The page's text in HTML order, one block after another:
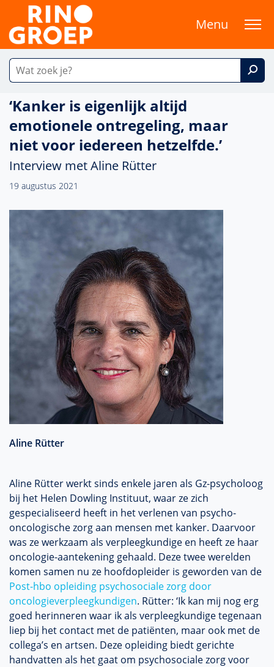
Menu
‘Kanker is eigenlijk altijd
emotionele ontregeling, maar
niet voor iedereen hetzelfde.’
Interview met Aline Rütter
19 augustus 2021
Aline Rütter
Aline Rütter werkt sinds enkele jaren als Gz-psycholoog
bij het Helen Dowling Instituut, waar ze zich
gespecialiseerd heeft in het verlenen van psycho-
oncologische zorg aan mensen met kanker. Daarvoor
was ze werkzaam als verpleegkundige en heeft ze haar
oncologie-aantekening gehaald. Deze twee werelden
komen samen nu ze hoofdopleider is geworden van de
Post-hbo opleiding psychosociale zorg door
oncologieverpleegkundigen. Rütter: ‘Ik kan mij nog erg
goed herinneren waar ik als verpleegkundige tegenaan
liep bij het contact met de patiënten, maar ook met de
collega’s en artsen. Deze opleiding biedt gerichte
handvatten als het gaat om psychosociale zorg voor